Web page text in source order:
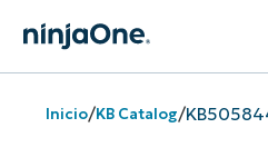
Inicio/KB Catalog/